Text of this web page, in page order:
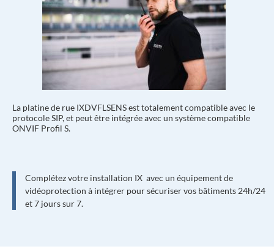
La platine de rue IXDVFLSENS est totalement compatible avec le
protocole SIP, et peut être intégrée avec un système compatible
ONVIF Profil S.
Complétez votre installation IX avec un équipement de
vidéoprotection à intégrer pour sécuriser vos bâtiments 24h/24
et 7 jours sur 7.